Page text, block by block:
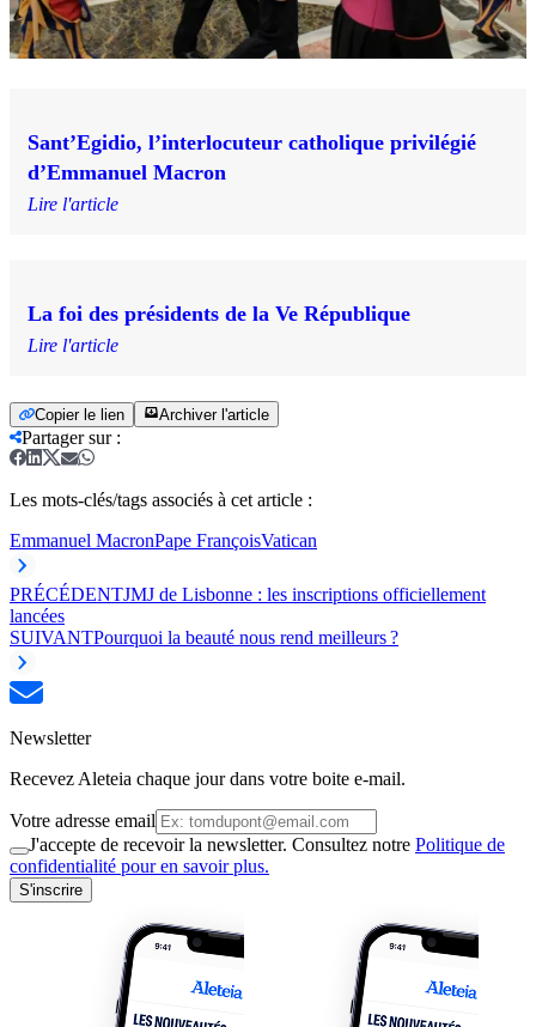
Sant’Egidio, l’interlocuteur catholique privilégié
d’Emmanuel Macron
Lire l'article
La foi des présidents de la Ve République
Lire l'article
Copier le lien Archiver l'article
Partager sur:
Les mots-clés/tags associés à cet article :
Emmanuel MacronPape FrançoisVatican
PRÉCÉDENTJMJ de Lisbonne : les inscriptions officiellement
lancées
SUIVANTPourquoi la beauté nous rend meilleurs ?
Newsletter
Recevez Aleteia chaque jour dans votre boite e-mail.
Votre adresse email
J'accepte de recevoir la newsletter. Consultez notre Politique de
confidentialité pour en savoir plus.
S'inscrire